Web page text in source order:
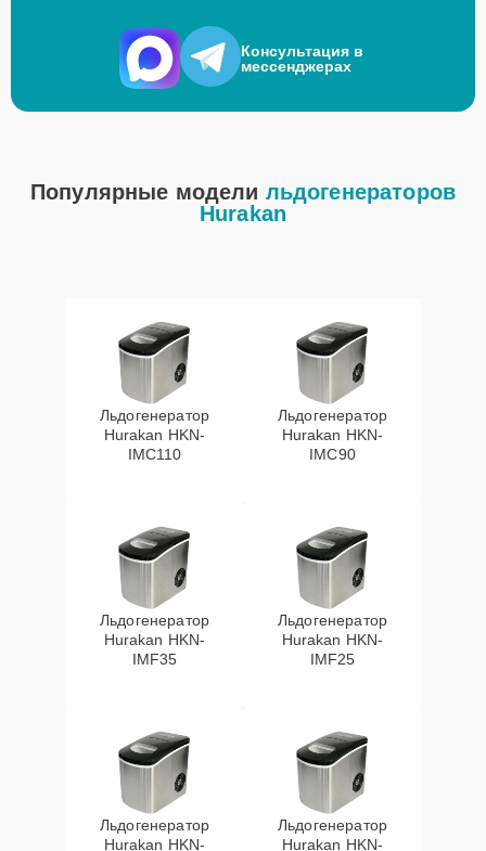
Консультация в
мессенджерах
Популярные модели льдогенераторов
Hurakan
Льдогенератор
Hurakan HKN-
IMC110
Льдогенератор
Hurakan HKN-
IMC90
Льдогенератор
Hurakan HKN-
IMF35
Льдогенератор
Hurakan HKN-
IMF25
Льдогенератор
Hurakan HKN-
Льдогенератор
Hurakan HKN-